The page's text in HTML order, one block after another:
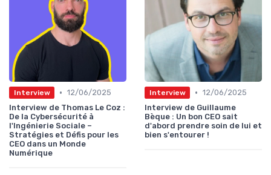
Interview • 12/06/2025
Interview de Thomas Le Coz :
De la Cybersécurité à
l'Ingénierie Sociale –
Stratégies et Défis pour les
CEO dans un Monde
Numérique
Interview • 12/06/2025
Interview de Guillaume
Bèque : Un bon CEO sait
d'abord prendre soin de lui et
bien s'entourer !